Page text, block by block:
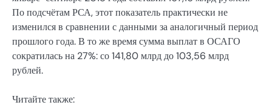
По подсчётам РСА, этот показатель практически не
изменился в сравнении с данными за аналогичный период
прошлого года. В то же время сумма выплат в ОСАГО
сократилась на 27%: со 141,80 млрд до 103,56 млрд
рублей.
Читайте также: